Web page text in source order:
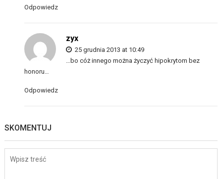
Odpowiedz
zyx
25 grudnia 2013 at 10:49
…bo cóż innego można życzyć hipokrytom bez
honoru…
Odpowiedz
SKOMENTUJ